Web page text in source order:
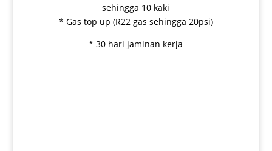
sehingga 10 kaki
* Gas top up (R22 gas sehingga 20psi)
* 30 hari jaminan kerja